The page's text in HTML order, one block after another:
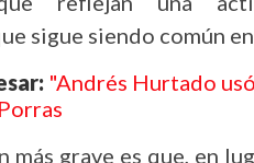
sigue siendo común
"Andrés Hurtado
más grave es que, en